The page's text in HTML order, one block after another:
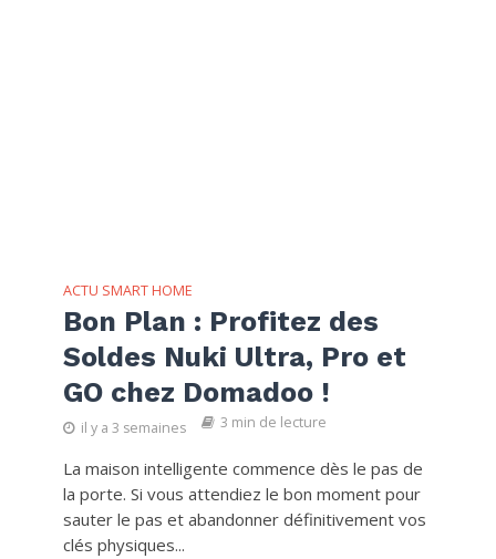
ACTU SMART HOME
Bon Plan : Profitez des
Soldes Nuki Ultra, Pro et
GO chez Domadoo !
il y a 3 semaines 3 min de lecture
La maison intelligente commence dès le pas de
la porte. Si vous attendiez le bon moment pour
sauter le pas et abandonner définitivement vos
clés physiques...